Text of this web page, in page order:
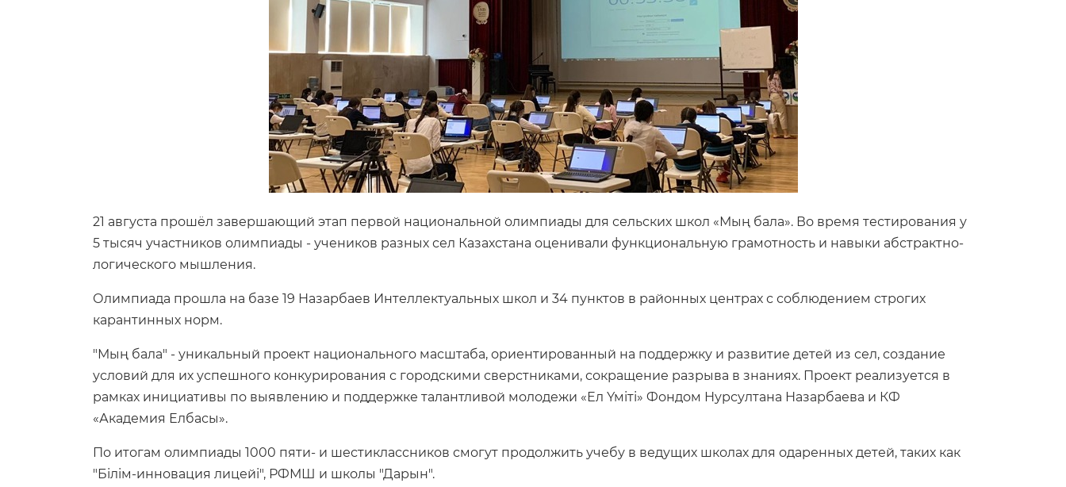
21 августа прошёл завершающий этап первой национальной олимпиады для сельских школ «Мың бала». Во время тестирования у
5 тысяч участников олимпиады - учеников разных сел Казахстана оценивали функциональную грамотность и навыки абстрактно-
логического мышления.
Олимпиада прошла на базе 19 Назарбаев Интеллектуальных школ и 34 пунктов в районных центрах с соблюдением строгих
карантинных норм.
"Мың бала" - уникальный проект национального масштаба, ориентированный на поддержку и развитие детей из сел, создание
условий для их успешного конкурирования с городскими сверстниками, сокращение разрыва в знаниях. Проект реализуется в
рамках инициативы по выявлению и поддержке талантливой молодежи «Ел Үміті» Фондом Нурсултана Назарбаева и КФ
«Академия Елбасы».
По итогам олимпиады 1000 пяти- и шестиклассников смогут продолжить учебу в ведущих школах для одаренных детей, таких как
"Білім-инновация лицейі", РФМШ и школы "Дарын".